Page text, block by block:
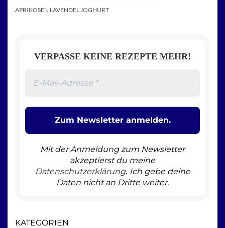
APRIKOSEN LAVENDEL JOGHURT
VERPASSE KEINE REZEPTE MEHR!
Mit der Anmeldung zum Newsletter
akzeptierst du meine
Datenschutzerklärung. Ich gebe deine
Daten nicht an Dritte weiter.
KATEGORIEN